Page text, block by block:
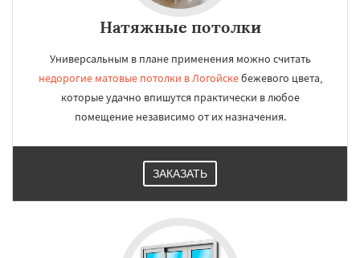
Натяжные потолки
Универсальным в плане применения можно считать
недорогие матовые потолки в Логойскебежевого цвета,
которые удачно впишутся практически в любое
помещение независимо от их назначения.
ЗАКАЗАТЬ